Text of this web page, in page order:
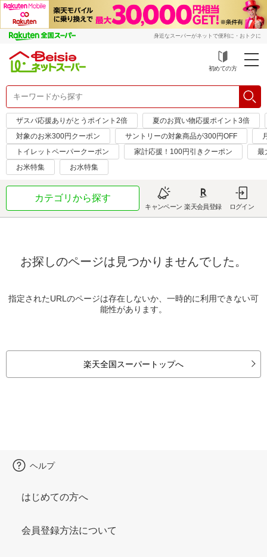
身近なスーパーがネットで便利に・おトクに
初めての方
ザスパ応援ありがとうポイント2倍
夏のお買い物応援ポイント3倍
対象のお米300円クーポン
サントリーの対象商品が300円OFF
トイレットペーパークーポン
家計応援！100円引きクーポン
最
お米特集
お水特集
カテゴリから探す
キャンペーン 楽天会員登録 ログイン
お探しのページは見つかりませんでした。
指定されたURLのページは存在しないか、一時的に利用できない可
能性があります。
楽天全国スーパートップへ
ヘルプ
はじめての方へ
会員登録方法について